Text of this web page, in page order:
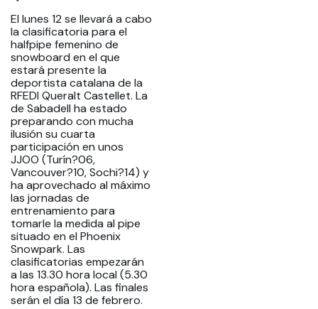
El lunes 12 se llevará a cabo
la clasificatoria para el
halfpipe femenino de
snowboard en el que
estará presente la
deportista catalana de la
RFEDI Queralt Castellet. La
de Sabadell ha estado
preparando con mucha
ilusión su cuarta
participación en unos
JJOO (Turín?06,
Vancouver?10, Sochi?14) y
ha aprovechado al máximo
las jornadas de
entrenamiento para
tomarle la medida al pipe
situado en el Phoenix
Snowpark. Las
clasificatorias empezarán
a las 13.30 hora local (5.30
hora española). Las finales
serán el día 13 de febrero.